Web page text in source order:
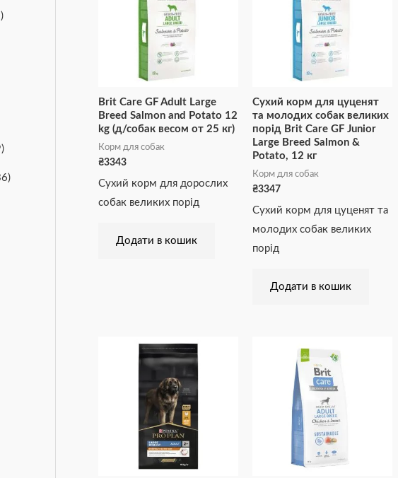
Brit Care GF Adult Large
Breed Salmon and Potato 12
kg (д/собак весом от 25 кг)
Корм для собак
₴3343
Сухий корм для дорослих
собак великих порід
Додати в кошик
Сухий корм для цуценят
та молодих собак великих
порід Brit Care GF Junior
Large Breed Salmon &
Potato, 12 кг
Корм для собак
₴3347
Сухий корм для цуценят та
молодих собак великих
порід
Додати в кошик